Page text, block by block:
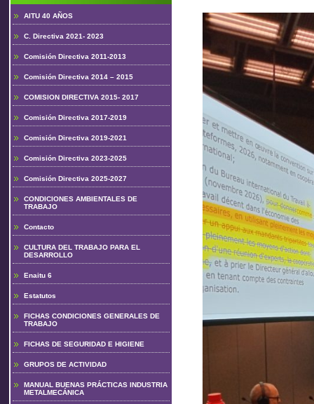
AITU 40 AÑOS
C. Directiva 2021- 2023
Comisión Directiva 2011-2013
Comisión Directiva 2014 – 2015
COMISION DIRECTIVA 2015- 2017
Comisión Directiva 2017-2019
Comisión Directiva 2019-2021
Comisión Directiva 2023-2025
Comisión Directiva 2025-2027
CONDICIONES AMBIENTALES DE
TRABAJO
Contacto
CULTURA DEL TRABAJO PARA EL
DESARROLLO
Enaitu 6
Estatutos
FICHAS CONDICIONES GENERALES DE
TRABAJO
FICHAS DE SEGURIDAD E HIGIENE
GRUPOS DE ACTIVIDAD
MANUAL BUENAS PRÁCTICAS INDUSTRIA
METALMECÁNICA